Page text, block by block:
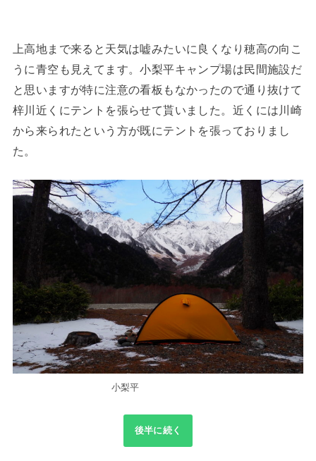
上高地まで来ると天気は嘘みたいに良くなり穂高の向こ
うに青空も見えてます。小梨平キャンプ場は民間施設だ
と思いますが特に注意の看板もなかったので通り抜けて
梓川近くにテントを張らせて貰いました。近くには川崎
から来られたという方が既にテントを張っておりまし
た。
小梨平
後半に続く